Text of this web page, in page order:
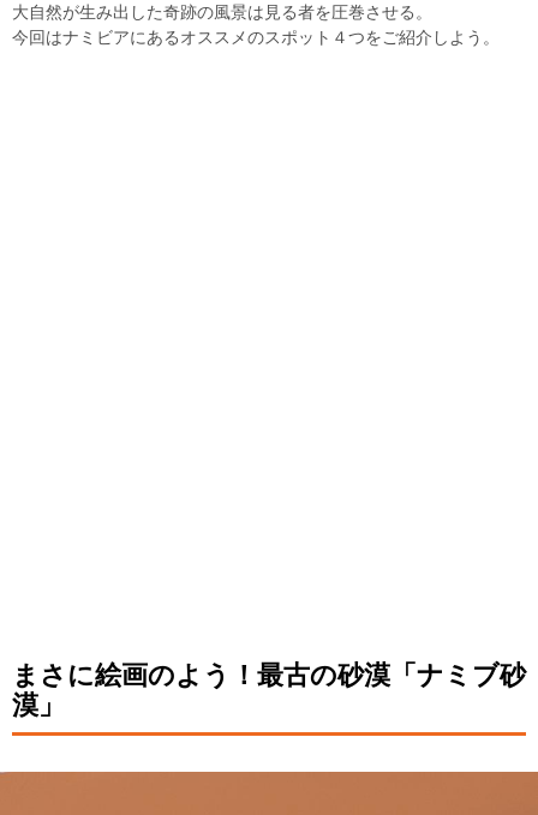
大自然が生み出した奇跡の風景は見る者を圧巻させる。
今回はナミビアにあるオススメのスポット４つをご紹介しよう。
まさに絵画のよう！最古の砂漠「ナミブ砂
漠」